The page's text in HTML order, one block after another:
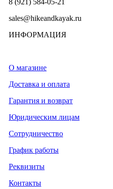
sales@hikeandkayak.ru
ИНФОРМАЦИЯ
О магазине
Доставка и оплата
Гарантия и возврат
Юридическим лицам
Сотрудничество
График работы
Реквизиты
Контакты